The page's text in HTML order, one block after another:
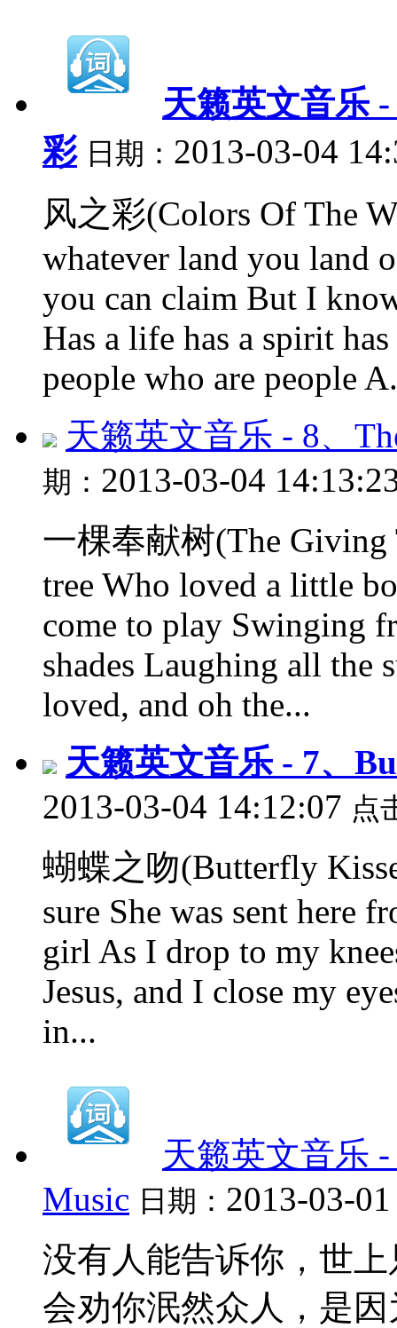
天籁英文音乐
彩 日期： 2013-03-04
风之彩(Colors Of The
whatever land you land
you can claim But I
Has a life has a spirit
people who are people
天籁英文音乐 - 8、
期： 2013-03-04
一棵奉献树(The Giving
tree Who loved a little
come to play Swinging
shades Laughing all the
loved, and oh the...
天籁英文音乐 - 7、
2013-03-04 14:12:07 点
蝴蝶之吻(Butterfly
sure She was sent here
girl As I drop to my
Jesus, and I close my
in...
天籁英文音乐
Music 日期： 2013-03-
没有人能告诉你，世
会劝你泯然众人，是